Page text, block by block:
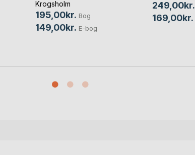
Krogsholm
195,00kr. Bog
149,00kr. E-bog
249,00kr.
169,00kr.